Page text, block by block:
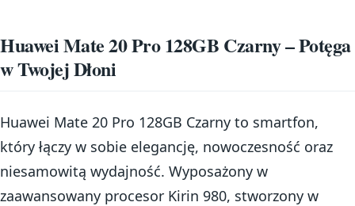
Huawei Mate 20 Pro 128GB Czarny – Potęga
w Twojej Dłoni
Huawei Mate 20 Pro 128GB Czarny to smartfon,
który łączy w sobie elegancję, nowoczesność oraz
niesamowitą wydajność. Wyposażony w
zaawansowany procesor Kirin 980, stworzony w